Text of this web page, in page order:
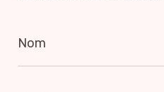
Nom